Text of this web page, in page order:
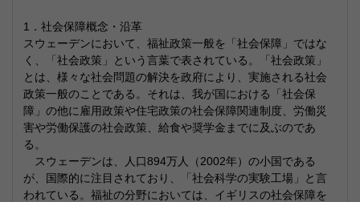
1．社会保障概念・沿革
スウェーデンにおいて、福祉政策一般を「社会保障」ではな
く、「社会政策」という言葉で表されている。「社会政策」
とは、様々な社会問題の解決を政府により、実施される社会
政策一般のことである。それは、我が国における「社会保
障」の他に雇用政策や住宅政策の社会保障関連制度、労働災
害や労働保護の社会政策、給食や奨学金までに及ぶのであ
る。
スウェーデンは、人口894万人（2002年）の小国である
が、国際的に注目されており、「社会科学の実験工場」と言
われている。福祉の分野においては、イギリスの社会保障を